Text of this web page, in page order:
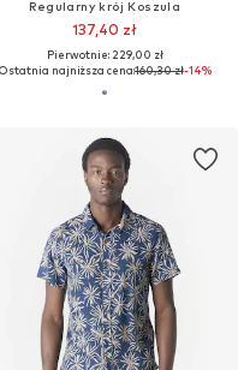
Regularny krój Koszula
137,40 zł
Pierwotnie: 229,00 zł
Ostatnia najniższa cena:160,30 zł-14%